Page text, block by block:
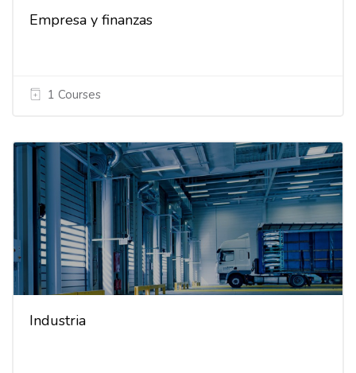
Empresa y finanzas
1 Courses
Industria